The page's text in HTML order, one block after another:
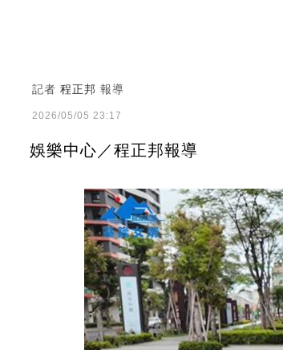
記者 程正邦 報導
2026/05/05 23:17
娛樂中心／程正邦報導